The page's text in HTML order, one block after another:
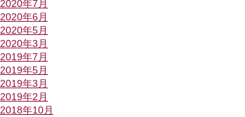
2020年7月
2020年6月
2020年5月
2020年3月
2019年7月
2019年5月
2019年3月
2019年2月
2018年10月